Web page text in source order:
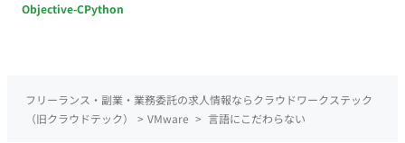
Objective-CPython
フリーランス・副業・業務委託の求人情報ならクラウドワークステック
（旧クラウドテック）
> VMware > 言語にこだわらない